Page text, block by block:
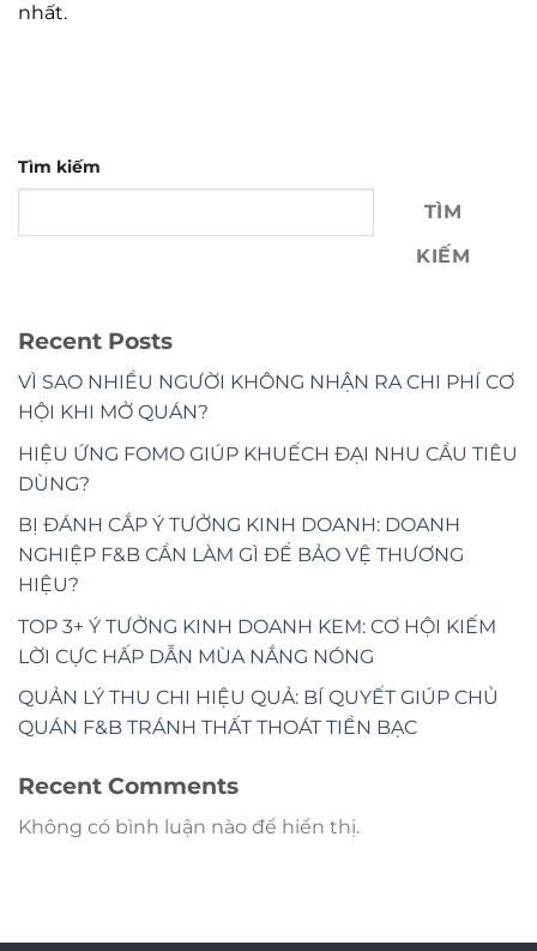
nhất.
Tìm kiếm
TÌM
KIẾM
Recent Posts
VÌ SAO NHIỀU NGƯỜI KHÔNG NHẬN RA CHI PHÍ CƠ
HỘI KHI MỞ QUÁN?
HIỆU ỨNG FOMO GIÚP KHUẾCH ĐẠI NHU CẦU TIÊU
DÙNG?
BỊ ĐÁNH CẮP Ý TƯỞNG KINH DOANH: DOANH
NGHIỆP F&B CẦN LÀM GÌ ĐỂ BẢO VỆ THƯƠNG
HIỆU?
TOP 3+ Ý TƯỞNG KINH DOANH KEM: CƠ HỘI KIẾM
LỜI CỰC HẤP DẪN MÙA NẮNG NÓNG
QUẢN LÝ THU CHI HIỆU QUẢ: BÍ QUYẾT GIÚP CHỦ
QUÁN F&B TRÁNH THẤT THOÁT TIỀN BẠC
Recent Comments
Không có bình luận nào để hiển thị.